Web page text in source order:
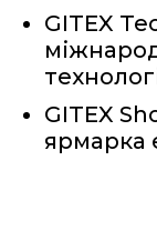
GITEX
GITEX
ярмарка